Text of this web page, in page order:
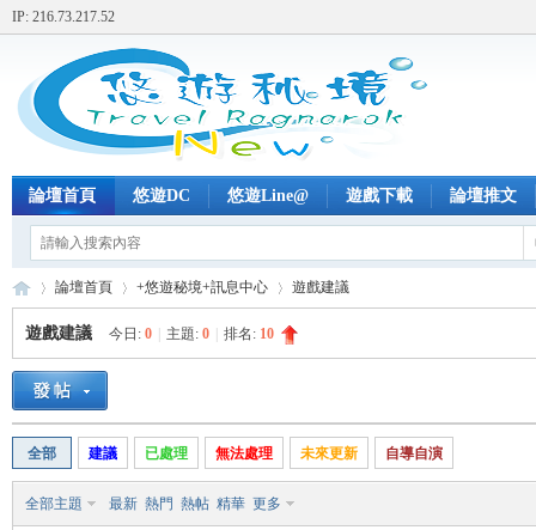
IP: 216.73.217.52
論壇首頁 悠遊DC 悠遊Line@ 遊戲下載 論壇推文
»
論壇首頁 +悠遊秘境+訊息中心 遊戲建議
遊戲建議 今日: 0 主題: 0 排名: 10
全部 建議 已處理 無法處理 未來更新 自導自演
全部主題 最新 熱門 熱帖 精華 更多